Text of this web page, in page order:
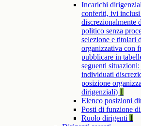
Incarichi
conferiti, ivi
discrezionalmente
politico senza
selezione e titolari
organizzativa con
pubblicare in
seguenti
individuati
posizione
dirigenziali) 1
Elenco posizioni
Posti di funzione
Ruolo dirigenti 1